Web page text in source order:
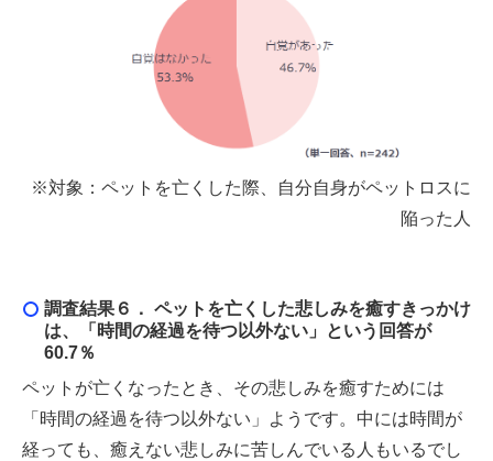
※対象：ペットを亡くした際、自分自身がペットロスに
陥った人
調査結果６． ペットを亡くした悲しみを癒すきっかけ
は、「時間の経過を待つ以外ない」という回答が
60.7％
ペットが亡くなったとき、その悲しみを癒すためには
「時間の経過を待つ以外ない」ようです。中には時間が
経っても、癒えない悲しみに苦しんでいる人もいるでし